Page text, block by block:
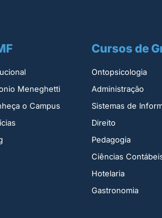
Meneghetti
o Campus
Cursos de
Ontopsicologia ​
Administração​
Sistemas de
Direito​
Pedagogia
Ciências
Hotelaria
Gastronomia